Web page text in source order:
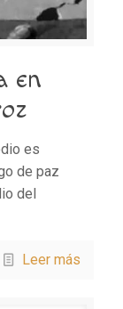
en
es
de paz
del
Leer más